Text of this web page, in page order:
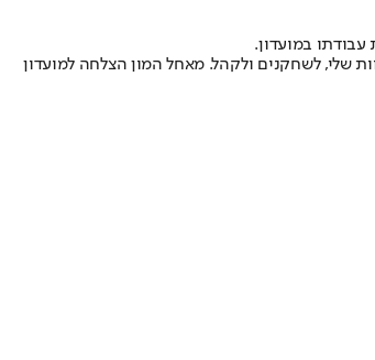
במועדון.
שלי, לשחקנים ולקהל. מאחל המון הצלחה למועדון